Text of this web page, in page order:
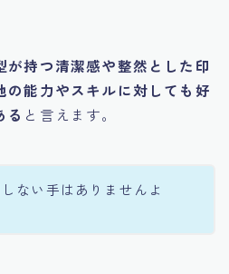
が持つ清潔感や整然とした印
の能力やスキルに対しても好
る と言えます。
ない手はありませんよ